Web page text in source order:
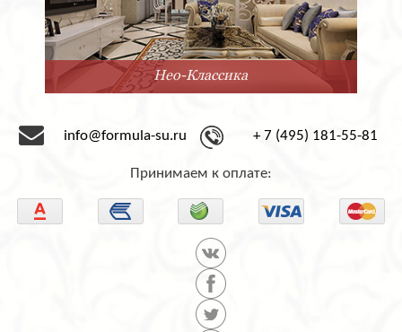
Нео-Классика
info@formula-su.ru + 7 (495) 181-55-81
Принимаем к оплате: